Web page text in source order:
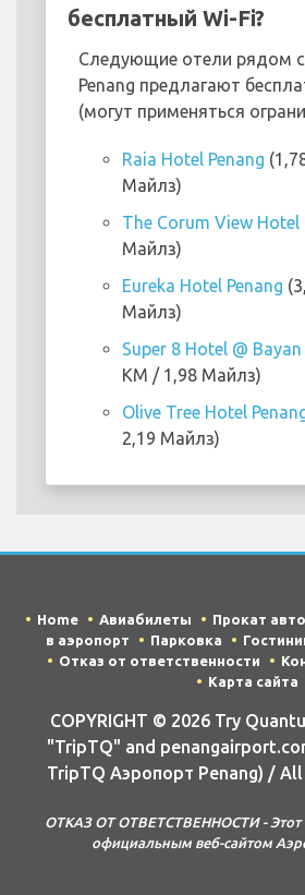
бесплатный Wi-Fi?
Следующие отели рядом
Penang предлагают
(могут применяться
Raia Hotel Penang
Майлз)
The Corum View Hotel
Майлз)
Eureka Hotel Penang
Майлз)
Super 8 Hotel @
KM / 1,98 Майлз)
Olive Tree Hotel
2,19 Майлз)
Home Авиабилеты Прокат
в аэропорт
Парковка
Отказ от ответственности
Карта сайта
COPYRIGHT © 2026 Try
"TripTQ" and
TripTQ Аэропорт Penang) / All
ОТКАЗ ОТ ОТВЕТСТВЕННОСТИ - Этот
официальным веб-сайтом